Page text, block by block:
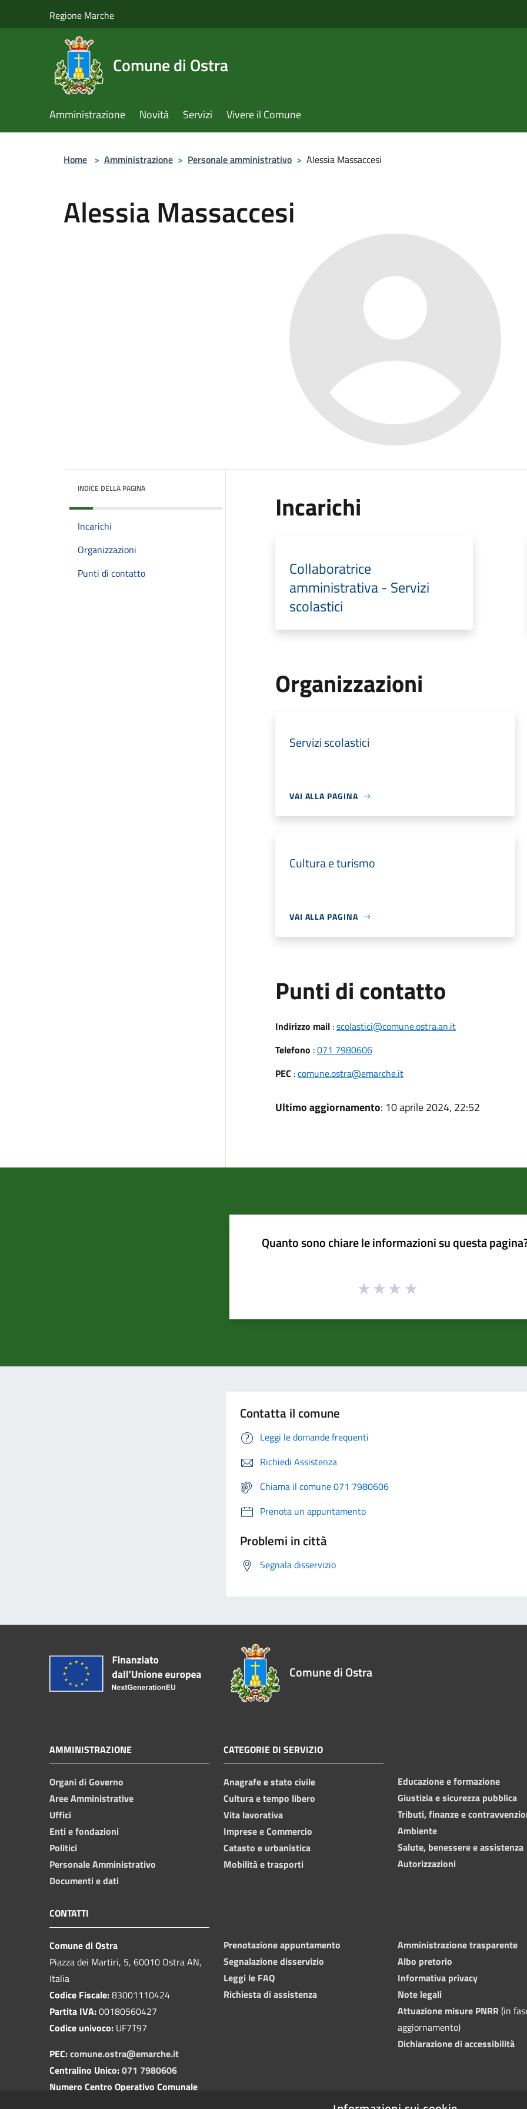
Regione Marche
Comune di Ostra
Amministrazione Novità Servizi Vivere il Comune
Home > Amministrazione > Personale amministrativo > Alessia Massaccesi
Alessia Massaccesi
INDICE DELLA PAGINA
Incarichi
Organizzazioni
Punti di contatto
Incarichi
Collaboratrice
amministrativa - Servizi
scolastici
Organizzazioni
Servizi scolastici
VAI ALLA PAGINA
Cultura e turismo
VAI ALLA PAGINA
Punti di contatto
Indirizzo mail:scolastici@comune.ostra.an.it
Telefono :071 7980606
PEC :comune.ostra@emarche.it
Ultimo aggiornamento: 10 aprile 2024, 22:52
Quanto sono chiare le informazioni su questa
Contatta il comune
Leggi le domande frequenti
Richiedi Assistenza
Chiama il comune 071 7980606
Prenota un appuntamento
Problemi in città
Segnala disservizio
Comune di Ostra
AMMINISTRAZIONE
Organi di Governo
Aree Amministrative
Uffici
Enti e fondazioni
Politici
Personale Amministrativo
Documenti e dati
CATEGORIE DI SERVIZIO
Anagrafe e stato civile
Cultura e tempo libero
Vita lavorativa
Imprese e Commercio
Catasto e urbanistica
Mobilità e trasporti
Educazione e formazione
Giustizia e sicurezza pubblica
Tributi, finanze e
Ambiente
Salute, benessere e assistenza
Autorizzazioni
CONTATTI
Comune di Ostra
Piazza dei Martiri, 5, 60010 Ostra AN,
Italia
Codice Fiscale:83001110424
Partita IVA:00180560427
Codice univoco: UF7T97
PEC:comune.ostra@emarche.it
Centralino Unico:071 7980606
Numero Centro Operativo Comunale
Prenotazione appuntamento
Segnalazione disservizio
Leggi le FAQ
Richiesta di assistenza
Amministrazione trasparente
Albo pretorio
Informativa privacy
Note legali
Attuazione misure PNRR(in
aggiornamento)
Dichiarazione di accessibilità